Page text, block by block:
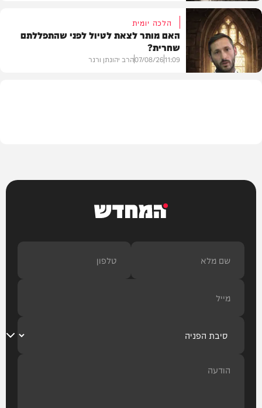
בית המדרש
הלכה יומית
האם מותר לצאת לטיול לפני שהתפללתם
שחרית?
11:09
07/08/26הרב יהונתן ורנר
המחדש